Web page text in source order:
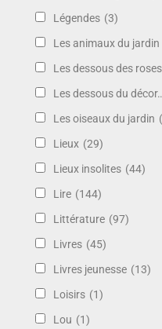
Légendes (3)
Les animaux du jardin
Les dessous des
Les dessous du
Les oiseaux du jardin
Lieux (29)
Lieux insolites (44)
Lire (144)
Littérature (97)
Livres (45)
Livres jeunesse (13)
Loisirs (1)
Lou (1)